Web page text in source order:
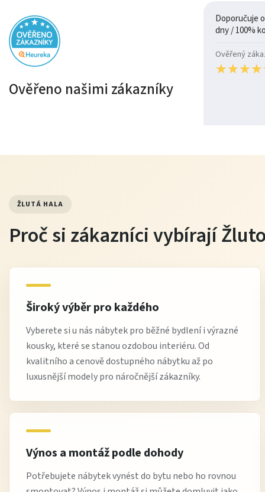
Ověřeno našimi zákazníky
Doporučuje
Ověřený
★★★★
★★★★
ŽLUTÁ HALA
Proč si zákazníci vybírají
Široký výběr pro každého
Vyberete si u nás nábytek pro běžné bydlení i výrazné
kousky, které se stanou ozdobou interiéru. Od
kvalitního a cenově dostupného nábytku až po
luxusnější modely pro náročnější zákazníky.
Výnos a montáž podle dohody
Potřebujete nábytek vynést do bytu nebo ho rovnou